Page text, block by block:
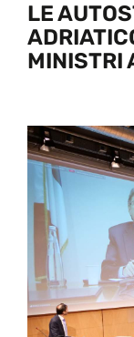
LE
MINISTRI